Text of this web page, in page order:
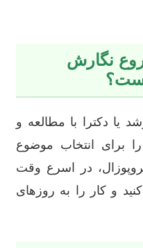
نگارش
یا دکترا با مطالعه و
برای انتخاب موضوع
در اسرع وقت
و کار را به روزهای